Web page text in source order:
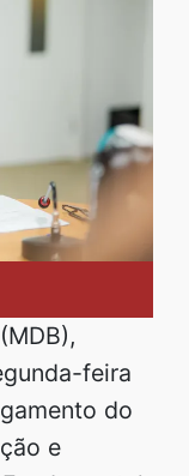
feira
do
e